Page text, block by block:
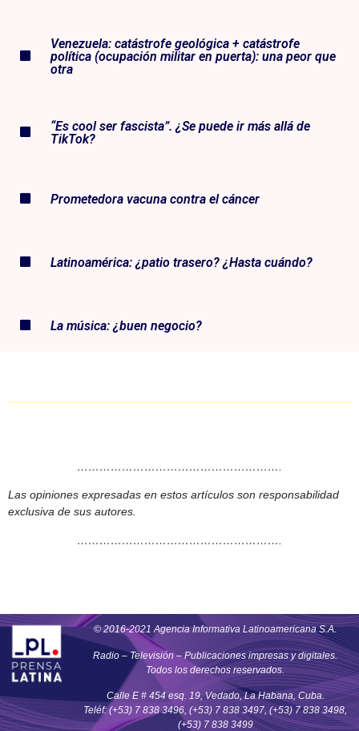
Venezuela: catástrofe geológica + catástrofe
política (ocupación militar en puerta): una peor que
otra
“Es cool ser fascista”. ¿Se puede ir más allá de
TikTok?
Prometedora vacuna contra el cáncer
Latinoamérica: ¿patio trasero? ¿Hasta cuándo?
La música: ¿buen negocio?
……………………………………………….
Las opiniones expresadas en estos artículos son responsabilidad
exclusiva de sus autores.
……………………………………………….
© 2016-2021 Agencia Informativa Latinoamericana S.A.
Radio – Televisión – Publicaciones impresas y digitales.
Todos los derechos reservados.
Calle E # 454 esq. 19, Vedado, La Habana, Cuba.
Teléf: (+53) 7 838 3496, (+53) 7 838 3497, (+53) 7 838 3498,
(+53) 7 838 3499